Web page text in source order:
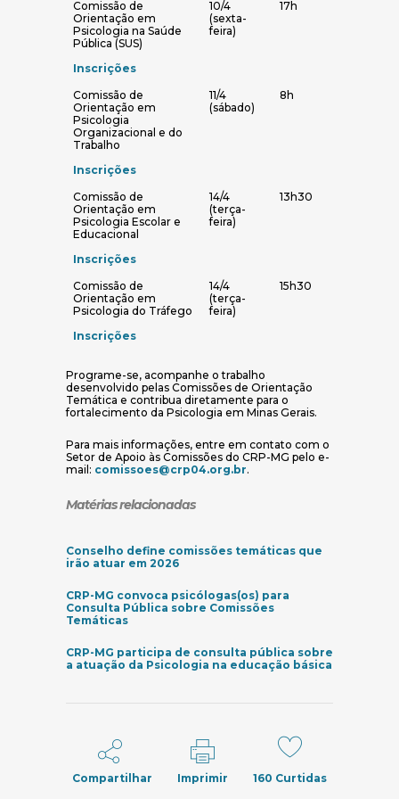
Comissão de
Orientação em
Psicologia na Saúde
Pública (SUS)
Inscrições
10/4
(sexta-
feira)
17h
Comissão de
Orientação em
Psicologia
Organizacional e do
Trabalho
Inscrições
11/4
(sábado)
8h
Comissão de
Orientação em
Psicologia Escolar e
Educacional
Inscrições
14/4
(terça-
feira)
13h30
Comissão de
Orientação em
Psicologia do Tráfego
Inscrições
14/4
(terça-
feira)
15h30
Programe-se, acompanhe o trabalho
desenvolvido pelas Comissões de Orientação
Temática e contribua diretamente para o
fortalecimento da Psicologia em Minas Gerais.
Para mais informações, entre em contato com o
Setor de Apoio às Comissões do CRP-MG pelo e-
mail: comissoes@crp04.org.br(abre em nova janela)
.
Matérias relacionadas
Conselho define comissões temáticas que
irão atuar em 2026(abre em nova janela)
CRP-MG convoca psicólogas(os) para
Consulta Pública sobre Comissões
Temáticas(abre em nova janela)
CRP-MG participa de consulta pública sobre
a atuação da Psicologia na educação básica
Compartilhar Imprimir 160 Curtidas